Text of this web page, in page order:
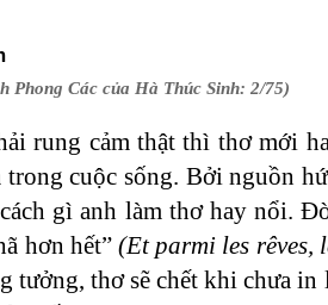
Phong Các của Hà Thúc Sinh: 2/75)
rung cảm thật thì thơ mới
cuộc sống. Bởi nguồn
gì anh làm thơ hay nổi.
hơn hết”(Et parmi les rêves,
tưởng, thơ sẽ chết khi chưa